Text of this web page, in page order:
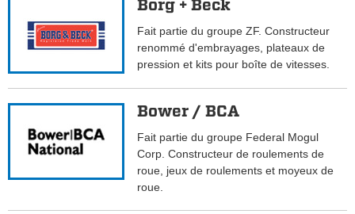
Borg + Beck
Fait partie du groupe ZF. Constructeur
renommé d'embrayages, plateaux de
pression et kits pour boîte de vitesses.
Bower / BCA
Fait partie du groupe Federal Mogul
Corp. Constructeur de roulements de
roue, jeux de roulements et moyeux de
roue.